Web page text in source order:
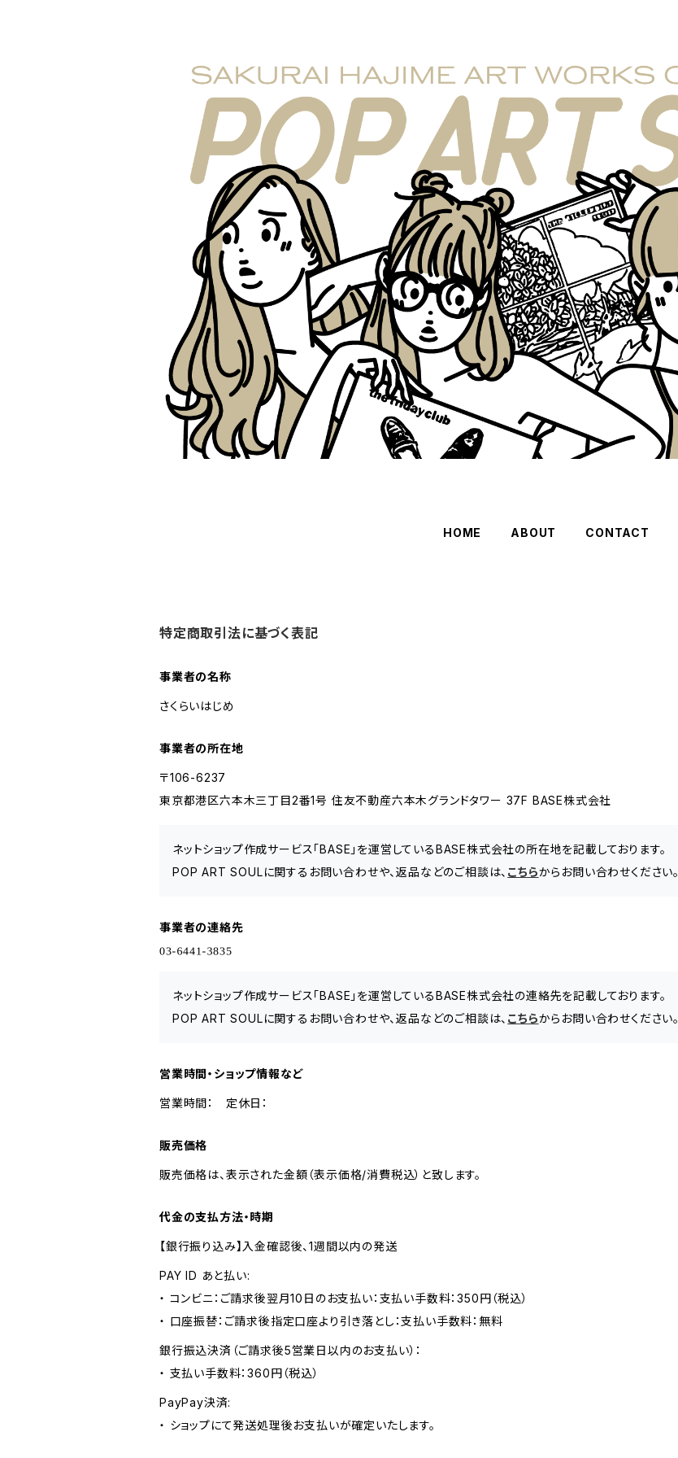
HOME ABOUT CONTACT
特定商取引法に基づく表記
事業者の名称
さくらいはじめ
事業者の所在地
〒106-6237
東京都港区六本木三丁目2番1号 住友不動産六本木グランドタワー 37F BASE株式会社
ネットショップ作成サービス「BASE」を運営しているBASE株式会社の所在地を記載しております。
POP ART SOULに関するお問い合わせや、返品などのご相談は、 こちらからお問い合わせください。
事業者の連絡先
ネットショップ作成サービス「BASE」を運営しているBASE株式会社の連絡先を記載しております。
POP ART SOULに関するお問い合わせや、返品などのご相談は、 こちらからお問い合わせください。
営業時間・ショップ情報など
営業時間： 定休日：
販売価格
販売価格は、表示された金額（表示価格/消費税込）と致します。
代金の支払方法・時期
【銀行振り込み】入金確認後、1週間以内の発送
PAY ID あと払い:
・ コンビニ：ご請求後翌月10日のお支払い：支払い手数料：350円（税込）
・ 口座振替：ご請求後指定口座より引き落とし：支払い手数料：無料
銀行振込決済（ご請求後5営業日以内のお支払い）：
・ 支払い手数料：360円（税込）
PayPay決済:
・ ショップにて発送処理後お支払いが確定いたします。